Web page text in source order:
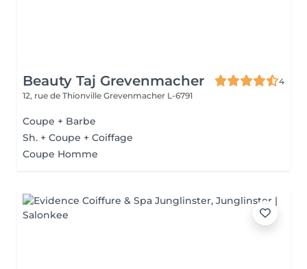
Beauty Taj Grevenmacher
4
12, rue de Thionville Grevenmacher L-6791
Coupe + Barbe
Sh. + Coupe + Coiffage
Coupe Homme